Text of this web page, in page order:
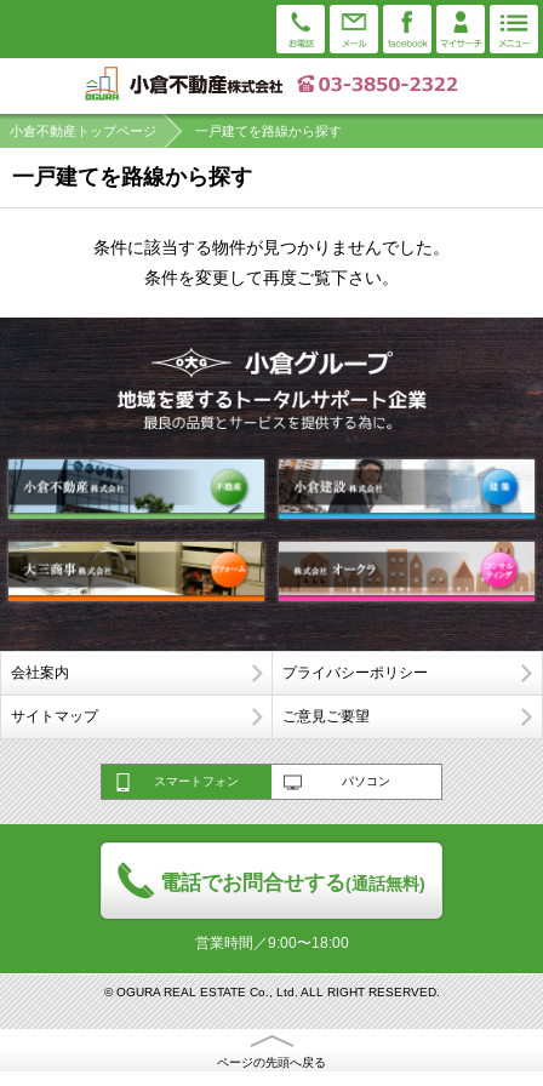
小倉不動産トップページ 一戸建てを路線から探す
一戸建てを路線から探す
条件に該当する物件が見つかりませんでした。
条件を変更して再度ご覧下さい。
会社案内 プライバシーポリシー
サイトマップ ご意見ご要望
スマートフォン パソコン
電話でお問合せする(通話無料)
営業時間／9:00〜18:00
© OGURA REAL ESTATE Co., Ltd. ALL RIGHT RESERVED.
ページの先頭へ戻る